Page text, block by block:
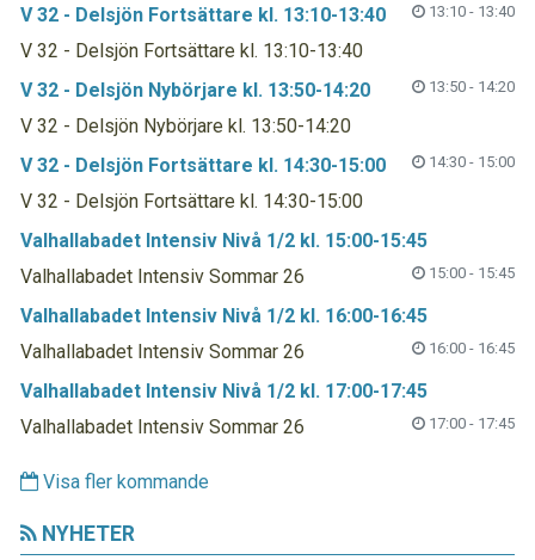
V 32 - Delsjön Fortsättare kl. 13:10-13:40
13:10 - 13:40
V 32 - Delsjön Fortsättare kl. 13:10-13:40
V 32 - Delsjön Nybörjare kl. 13:50-14:20
13:50 - 14:20
V 32 - Delsjön Nybörjare kl. 13:50-14:20
V 32 - Delsjön Fortsättare kl. 14:30-15:00
14:30 - 15:00
V 32 - Delsjön Fortsättare kl. 14:30-15:00
Valhallabadet Intensiv Nivå 1/2 kl. 15:00-15:45
15:00 - 15:45
Valhallabadet Intensiv Sommar 26
Valhallabadet Intensiv Nivå 1/2 kl. 16:00-16:45
16:00 - 16:45
Valhallabadet Intensiv Sommar 26
Valhallabadet Intensiv Nivå 1/2 kl. 17:00-17:45
17:00 - 17:45
Valhallabadet Intensiv Sommar 26
Visa fler kommande
NYHETER